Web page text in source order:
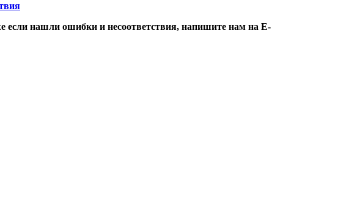
если нашли ошибки и несоответствия, напишите нам на E-